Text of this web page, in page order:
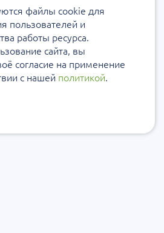
файлы cookie для
пользователей и
работы ресурса.
сайта, вы
согласие на применение
с нашей политикой.